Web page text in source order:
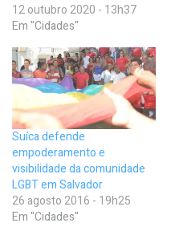
12 outubro 2020 - 13h37
Em "Cidades"
Suíca defende
empoderamento e
visibilidade da comunidade
LGBT em Salvador
26 agosto 2016 - 19h25
Em "Cidades"